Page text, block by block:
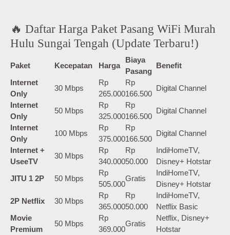
🔥 Daftar Harga Paket Pasang WiFi Murah
Hulu Sungai Tengah (Update Terbaru!)
Paket Kecepatan Harga
Biaya
Pasang
Benefit
Internet
Only
30 Mbps
Rp
265.000
Rp
166.500
Digital Channel
Internet
Only
50 Mbps
Rp
325.000
Rp
166.500
Digital Channel
Internet
Only
100 Mbps
Rp
375.000
Rp
166.500
Digital Channel
Internet +
UseeTV
30 Mbps
Rp
340.000
Rp
50.000
IndiHomeTV,
Disney+ Hotstar
JITU 1 2P
50 Mbps
Rp
505.000
Gratis
IndiHomeTV,
Disney+ Hotstar
2P Netflix
30 Mbps
Rp
365.000
Rp
50.000
IndiHomeTV,
Netflix Basic
Movie
Premium
50 Mbps
Rp
369.000
Gratis
Netflix, Disney+
Hotstar